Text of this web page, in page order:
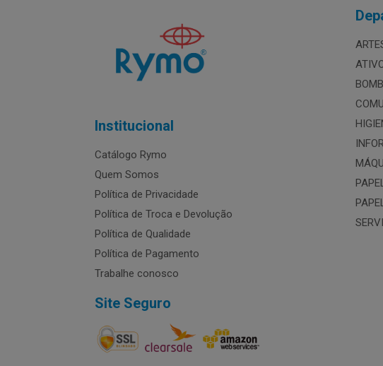
Institucional
Catálogo Rymo
Quem Somos
Política de Privacidade
Política de Troca e Devolução
Política de Qualidade
Política de Pagamento
Trabalhe conosco
Site Seguro